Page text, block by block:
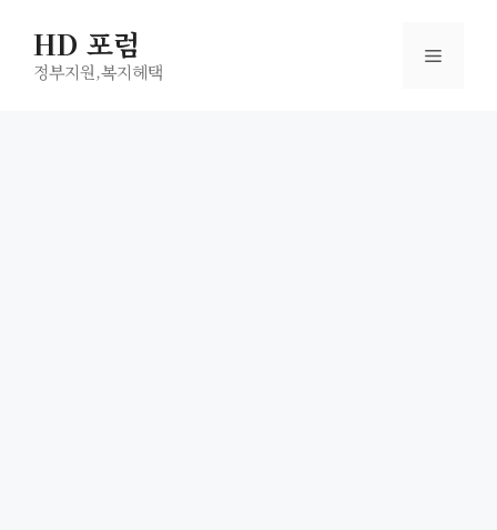
HD 포럼
정부지원,복지헤택
메